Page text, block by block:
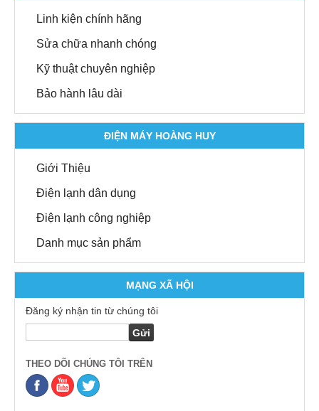
Linh kiện chính hãng
Sửa chữa nhanh chóng
Kỹ thuật chuyên nghiệp
Bảo hành lâu dài
ĐIỆN MÁY HOÀNG HUY
Giới Thiệu
Điện lạnh dân dụng
Điện lạnh công nghiệp
Danh mục sản phẩm
MẠNG XÃ HỘI
Đăng ký nhận tin từ chúng tôi
THEO DÕI CHÚNG TÔI TRÊN